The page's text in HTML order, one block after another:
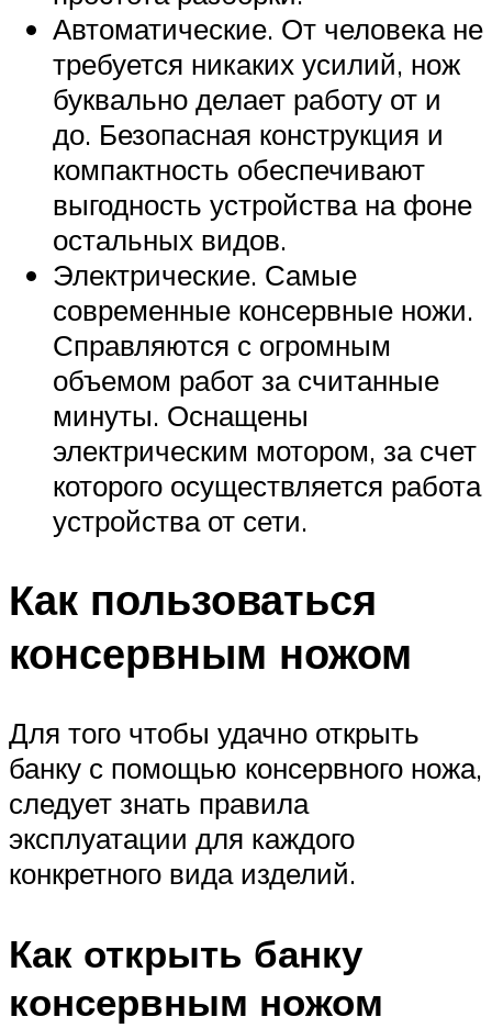
Автоматические. От человека не
требуется никаких усилий, нож
буквально делает работу от и
до. Безопасная конструкция и
компактность обеспечивают
выгодность устройства на фоне
остальных видов.
Электрические. Самые
современные консервные ножи.
Справляются с огромным
объемом работ за считанные
минуты. Оснащены
электрическим мотором, за счет
которого осуществляется работа
устройства от сети.
Как пользоваться
консервным ножом
Для того чтобы удачно открыть
банку с помощью консервного ножа,
следует знать правила
эксплуатации для каждого
конкретного вида изделий.
Как открыть банку
консервным ножом